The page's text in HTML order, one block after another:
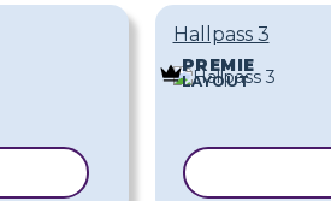
Hallpass 3
PREMIE
LAYOUT